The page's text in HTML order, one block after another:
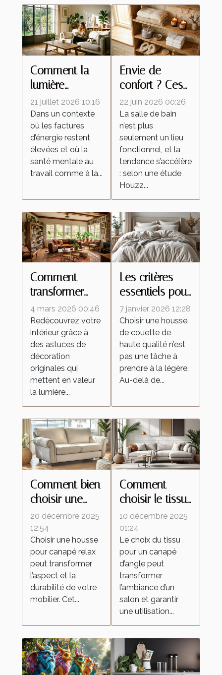
Comment la
lumière
naturelle
réinvente la
décoration
intérieure
21 juillet 2026 10:16
Dans un contexte
où les factures
d’énergie restent
élevées et où la
santé mentale au
travail comme à la...
Envie de
confort ? Ces
petits produits
qui changent
l’expérience
salle de bain
22 juin 2026 00:26
La salle de bain
n’est plus
seulement un lieu
fonctionnel, et la
tendance s’accélère
: selon une étude
Houzz...
Comment
transformer
votre espace
avec des
luminaires et
meubles
uniques ?
4 mars 2026 00:46
Redécouvrez votre
intérieur grâce à
des astuces de
décoration
originales qui
mettent en valeur
la lumière...
Les critères
essentiels pour
sélectionner
votre housse
de couette de
haute qualité
7 janvier 2026 12:28
Choisir une housse
de couette de
haute qualité n’est
pas une tâche à
prendre à la légère.
Au-delà de...
Comment bien
choisir une
housse pour
canapé relax ?
20 décembre 2025
12:54
Choisir une housse
pour canapé relax
peut transformer
l’aspect et la
durabilité de votre
mobilier. Cet...
Comment
choisir le tissu
idéal pour
votre canapé
d'angle ?
10 décembre 2025
01:24
Le choix du tissu
pour un canapé
d’angle peut
transformer
l’ambiance d’un
salon et garantir
une utilisation...